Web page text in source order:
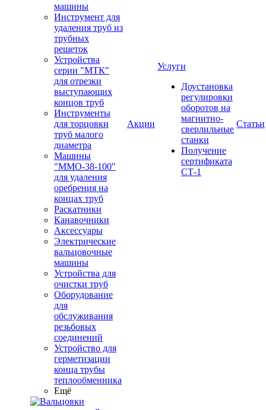
машины
Инструмент для
удаления труб из
трубных
решеток
Устройства
серии "МТК"
для отрезки
выступающих
концов труб
Инструменты
для торцовки
труб малого
диаметра
Машины
"ММО-38-100"
для удаления
оребрения на
концах труб
Раскатники
Канавочники
Аксессуары
Электрические
вальцовочные
машины
Устройства для
очистки труб
Оборудование
для
обслуживания
резьбовых
соединений
Устройство для
герметизации
конца трубы
теплообменника
Ещё
Акции
Услуги
Доустановка
регулировки
оборотов на
магнитно-
сверлильные
станки
Получение
сертификата
СТ-1
Статьи